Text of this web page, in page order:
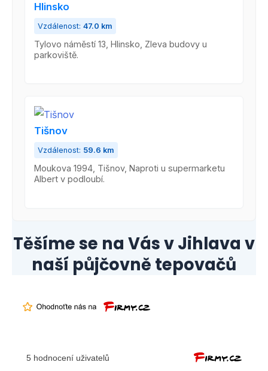
Hlinsko
Vzdálenost: 47.0 km
Tylovo náměstí 13, Hlinsko, Zleva budovy u
parkoviště.
Tišnov
Vzdálenost: 59.6 km
Moukova 1994, Tišnov, Naproti u supermarketu
Albert v podloubí.
Těšíme se na Vás vJihlava v
naší půjčovně tepovačů